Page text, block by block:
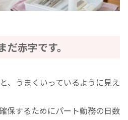
赤字です。
、うまくいっているように見え
保するためにパート勤務の日数